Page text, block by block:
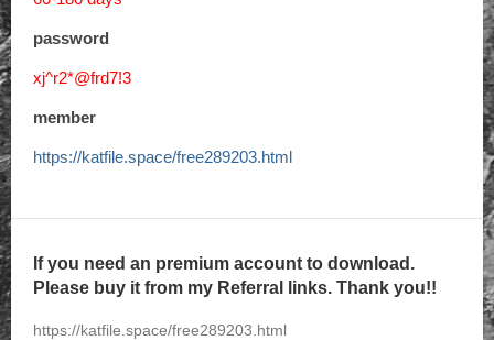
password
xj^r2*@frd7!3
member
https://katfile.space/free289203.html
If you need an premium account to download.
Please buy it from my Referral links. Thank you!!
https://katfile.space/free289203.html